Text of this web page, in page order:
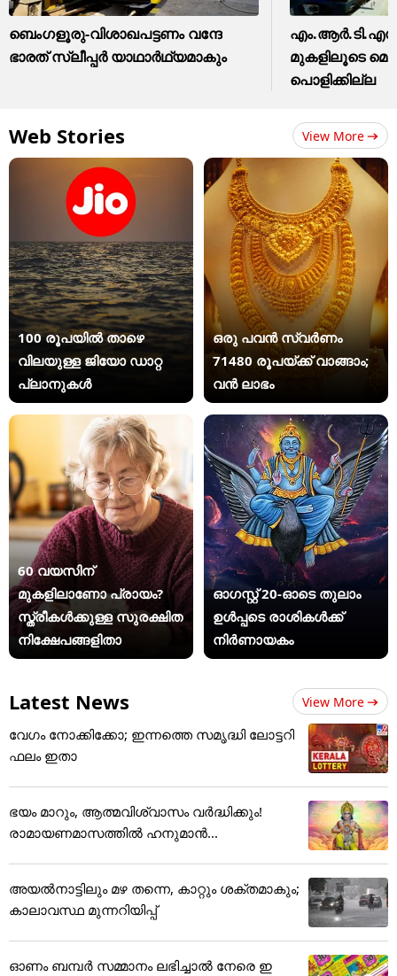
ബെംഗളൂരു-വിശാഖപട്ടണം വന്ദേ
ഭാരത് സ്ലീപ്പര്‍ യാഥാര്‍ഥ്യമാകും
മുകളിലൂടെ
പൊളിക്കില്ല
Web Stories View More
100 രൂപയിൽ താഴെ
വിലയുള്ള ജിയോ ഡാറ്റ
പ്ലാനുകൾ
ഒരു പവൻ സ്വർണം
71480 രൂപയ്ക്ക് വാങ്ങാം;
വൻ ലാഭം
60 വയസിന്
മുകളിലാണോ പ്രായം?
സ്ത്രീകള്‍ക്കുള്ള സുരക്ഷിത
നിക്ഷേപങ്ങളിതാ
ഓഗസ്റ്റ് 20-ഓടെ തുലാം
ഉൾപ്പടെ രാശികൾക്ക്
നിർണായകം
Latest News View More
വേഗം നോക്കിക്കോ; ഇന്നത്തെ സമൃദ്ധി ലോട്ടറി
ഫലം ഇതാ
ഭയം മാറും, ആത്മവിശ്വാസം വർദ്ധിക്കും!
രാമായണമാസത്തിൽ ഹനുമാൻ...
അയൽനാട്ടിലും മഴ തന്നെ, കാറ്റും ശക്തമാകും;
കാലാവസ്ഥ മുന്നറിയിപ്പ്
ഓണം ബമ്പര്‍ സമ്മാനം ലഭിച്ചാല്‍ നേരെ ഇ